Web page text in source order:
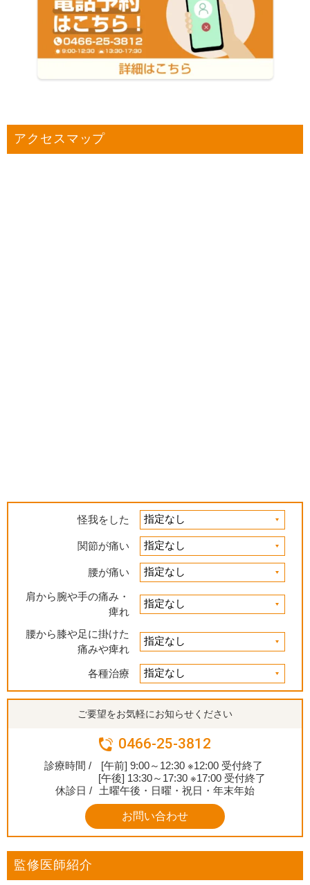
アクセスマップ
怪我をした
関節が痛い
腰が痛い
肩から腕や手の痛み・
痺れ
腰から膝や足に掛けた
痛みや痺れ
各種治療
ご要望をお気軽にお知らせください
0466-25-3812
診療時間 /
[午前] 9:00～12:30 ※12:00 受付終了
[午後] 13:30～17:30 ※17:00 受付終了
休診日 /
土曜午後・日曜・祝日・年末年始
お問い合わせ
監修医師紹介